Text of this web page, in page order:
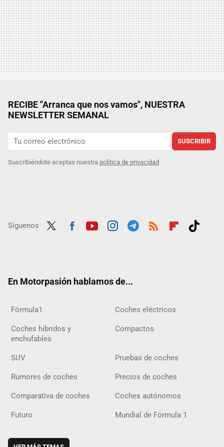
RECIBE "Arranca que nos vamos", NUESTRA
NEWSLETTER SEMANAL
SUSCRIBIR
Suscribiéndote aceptas nuestra política de privacidad
Síguenos
En Motorpasión hablamos de...
Fórmula1 Coches eléctricos
Coches híbridos y
enchufables
Compactos
SUV Pruebas de coches
Rumores de coches Precios de coches
Comparativa de coches Coches autónomos
Futuro Mundial de Fórmula 1